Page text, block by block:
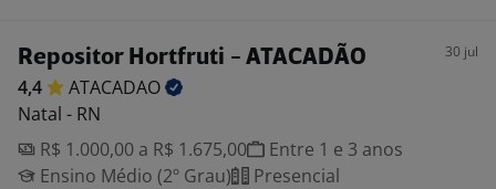
Repositor Hortfruti - ATACADÃO 30 jul
4,4
ATACADAO
Natal - RN
R$ 1.000,00 a R$ 1.675,00
Entre 1 e 3 anos
Ensino Médio (2º Grau)
Presencial